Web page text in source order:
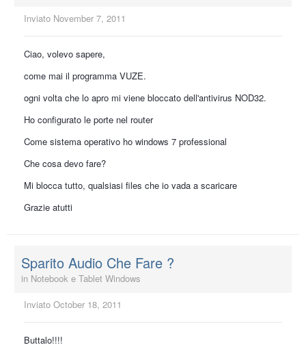
Inviato November 7, 2011
Ciao, volevo sapere,
come mai il programma VUZE.
ogni volta che lo apro mi viene bloccato dell'antivirus NOD32.
Ho configurato le porte nel router
Come sistema operativo ho windows 7 professional
Che cosa devo fare?
Mi blocca tutto, qualsiasi files che io vada a scaricare
Grazie atutti
Sparito Audio Che Fare ?
in Notebook e Tablet Windows
Inviato October 18, 2011
Buttalo!!!!